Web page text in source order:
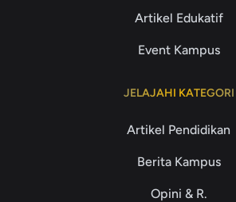
Artikel Edukatif
Event Kampus
JELAJAHI KATEGORI
Artikel Pendidikan
Berita Kampus
Opini & R.